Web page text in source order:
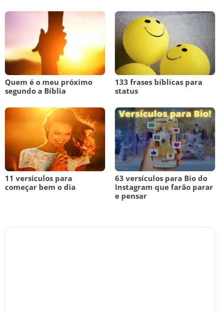
Quem é o meu próximo
segundo a Bíblia
133 frases bíblicas para
status
11 versículos para
começar bem o dia
63 versículos para Bio do
Instagram que farão parar
e pensar